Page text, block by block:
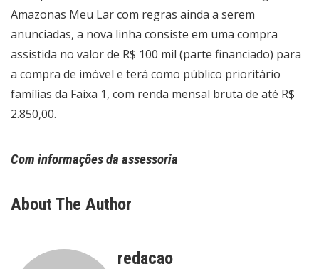
Amazonas Meu Lar com regras ainda a serem
anunciadas, a nova linha consiste em uma compra
assistida no valor de R$ 100 mil (parte financiado) para
a compra de imóvel e terá como público prioritário
famílias da Faixa 1, com renda mensal bruta de até R$
2.850,00.
Com informações da assessoria
About The Author
redacao